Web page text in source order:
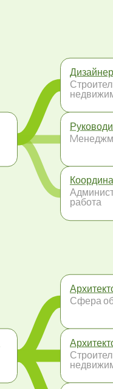
работа
Сфера